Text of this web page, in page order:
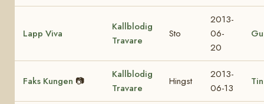
Lapp Viva
Kallblodig
Travare
Sto
2013-
06-
20
Faks Kungen 📷
Kallblodig
Travare
Hingst
2013-
06-13